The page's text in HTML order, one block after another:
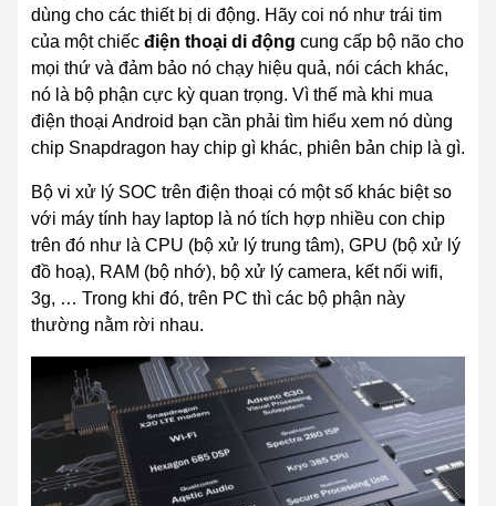
dùng cho các thiết bị di động. Hãy coi nó như trái tim
của một chiếc điện thoại di động cung cấp bộ não cho
mọi thứ và đảm bảo nó chạy hiệu quả, nói cách khác,
nó là bộ phận cực kỳ quan trọng. Vì thế mà khi mua
điện thoại Android bạn cần phải tìm hiểu xem nó dùng
chip Snapdragon hay chip gì khác, phiên bản chip là gì.
Bộ vi xử lý SOC trên điện thoại có một số khác biệt so
với máy tính hay laptop là nó tích hợp nhiều con chip
trên đó như là CPU (bộ xử lý trung tâm), GPU (bộ xử lý
đồ hoạ), RAM (bộ nhớ), bộ xử lý camera, kết nối wifi,
3g, … Trong khi đó, trên PC thì các bộ phận này
thường nằm rời nhau.